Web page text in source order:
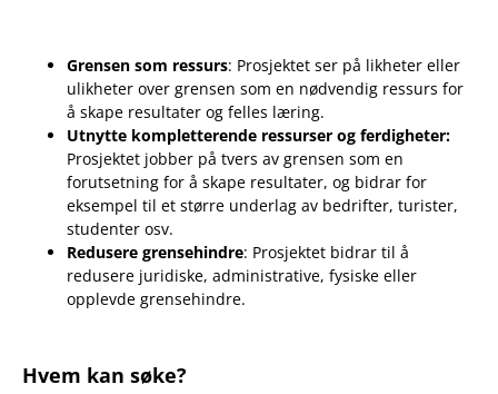
Grensen som ressurs: Prosjektet ser på likheter eller
ulikheter over grensen som en nødvendig ressurs for
å skape resultater og felles læring.
Utnytte kompletterende ressurser og ferdigheter:
Prosjektet jobber på tvers av grensen som en
forutsetning for å skape resultater, og bidrar for
eksempel til et større underlag av bedrifter, turister,
studenter osv.
Redusere grensehindre: Prosjektet bidrar til å
redusere juridiske, administrative, fysiske eller
opplevde grensehindre.
Hvem kan søke?